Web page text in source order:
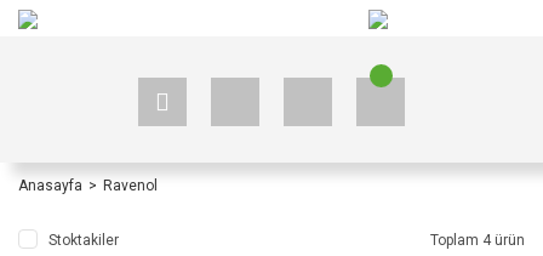
Anasayfa Ravenol
Stoktakiler Toplam 4 ürün